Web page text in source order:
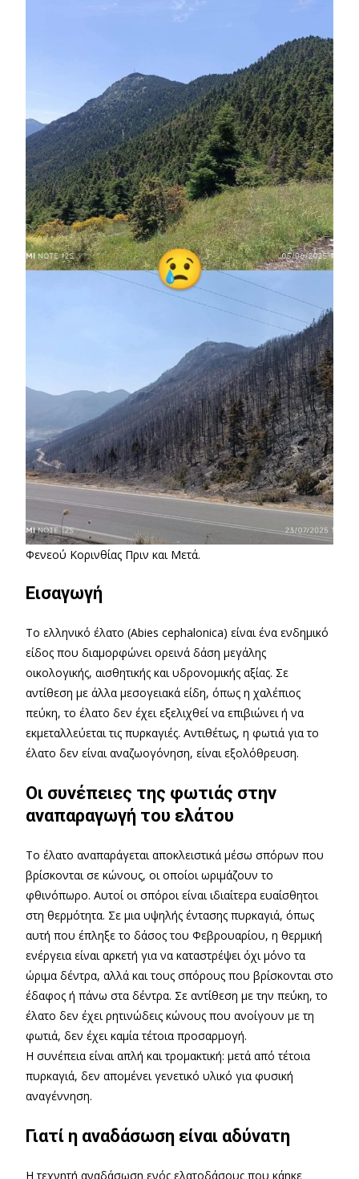
Φενεού Κορινθίας Πριν και Μετά.
Εισαγωγή
Το ελληνικό έλατο (Abies cephalonica) είναι ένα ενδημικό
είδος που διαμορφώνει ορεινά δάση μεγάλης
οικολογικής, αισθητικής και υδρονομικής αξίας. Σε
αντίθεση με άλλα μεσογειακά είδη, όπως η χαλέπιος
πεύκη, το έλατο δεν έχει εξελιχθεί να επιβιώνει ή να
εκμεταλλεύεται τις πυρκαγιές. Αντιθέτως, η φωτιά για το
έλατο δεν είναι αναζωογόνηση, είναι εξολόθρευση.
Οι συνέπειες της φωτιάς στην
αναπαραγωγή του ελάτου
Το έλατο αναπαράγεται αποκλειστικά μέσω σπόρων που
βρίσκονται σε κώνους, οι οποίοι ωριμάζουν το
φθινόπωρο. Αυτοί οι σπόροι είναι ιδιαίτερα ευαίσθητοι
στη θερμότητα. Σε μια υψηλής έντασης πυρκαγιά, όπως
αυτή που έπληξε το δάσος του Φεβρουαρίου, η θερμική
ενέργεια είναι αρκετή για να καταστρέψει όχι μόνο τα
ώριμα δέντρα, αλλά και τους σπόρους που βρίσκονται στο
έδαφος ή πάνω στα δέντρα. Σε αντίθεση με την πεύκη, το
έλατο δεν έχει ρητινώδεις κώνους που ανοίγουν με τη
φωτιά, δεν έχει καμία τέτοια προσαρμογή.
Η συνέπεια είναι απλή και τρομακτική: μετά από τέτοια
πυρκαγιά, δεν απομένει γενετικό υλικό για φυσική
αναγέννηση.
Γιατί η αναδάσωση είναι αδύνατη
Η τεχνητή αναδάσωση ενός ελατοδάσους που κάηκε